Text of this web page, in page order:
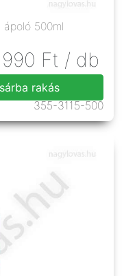
500ml
Ft / db
rakás
355-3115-500